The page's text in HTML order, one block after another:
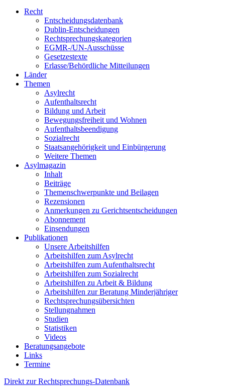
Recht
Entscheidungsdatenbank
Dublin-Entscheidungen
Rechtsprechungskategorien
EGMR-/UN-Ausschüsse
Gesetzestexte
Erlasse/Behördliche Mitteilungen
Länder
Themen
Asylrecht
Aufenthaltsrecht
Bildung und Arbeit
Bewegungsfreiheit und Wohnen
Aufenthaltsbeendigung
Sozialrecht
Staatsangehörigkeit und Einbürgerung
Weitere Themen
Asylmagazin
Inhalt
Beiträge
Themenschwerpunkte und Beilagen
Rezensionen
Anmerkungen zu Gerichtsentscheidungen
Abonnement
Einsendungen
Publikationen
Unsere Arbeitshilfen
Arbeitshilfen zum Asylrecht
Arbeitshilfen zum Aufenthaltsrecht
Arbeitshilfen zum Sozialrecht
Arbeitshilfen zu Arbeit & Bildung
Arbeitshilfen zur Beratung Minderjähriger
Rechtsprechungsübersichten
Stellungnahmen
Studien
Statistiken
Videos
Beratungsangebote
Links
Termine
Direkt zur Rechtsprechungs-Datenbank